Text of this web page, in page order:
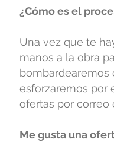
¿Cómo es el
Una vez que te
manos a la obra
bombardearemos
esforzaremos por
ofertas por correo
Me gusta una